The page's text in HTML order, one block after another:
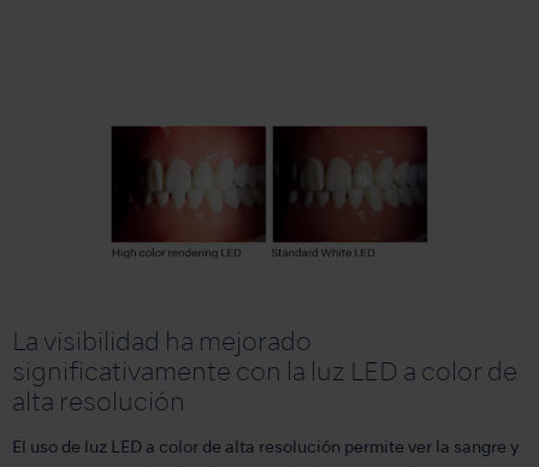
La visibilidad ha mejorado
significativamente con la luz LED a color de
alta resolución
El uso de luz LED a color de alta resolución permite ver la sangre y